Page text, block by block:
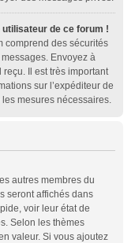
utilisateur de ce forum !
comprend des sécurités
Envoyez à
reçu. Il est très important
sur l’expéditeur de
les mesures nécessaires.
autres membres du
seront affichés dans
voir leur état de
Selon les thèmes
valeur. Si vous ajoutez